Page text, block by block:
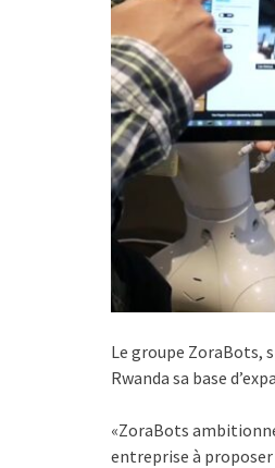
Le groupe ZoraBots,
Rwanda sa base
«ZoraBots
entreprise à